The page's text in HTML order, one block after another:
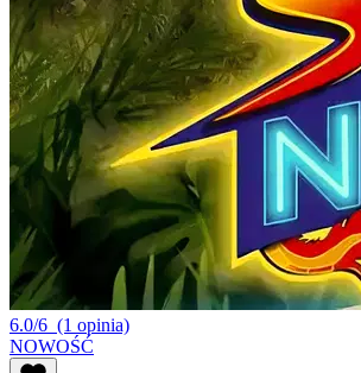
6.0/6 (1 opinia)
NOWOŚĆ